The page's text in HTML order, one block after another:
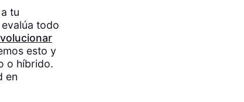
tu
todo
esto y
o híbrido.
en